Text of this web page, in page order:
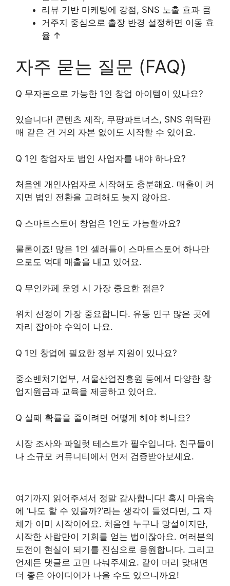
리뷰 기반 마케팅에 강점, SNS 노출 효과 큼
거주지 중심으로 출장 반경 설정하면 이동 효
율 ↑
자주 묻는 질문 (FAQ)
Q 무자본으로 가능한 1인 창업 아이템이 있나요?
있습니다! 콘텐츠 제작, 쿠팡파트너스, SNS 위탁판
매 같은 건 거의 자본 없이도 시작할 수 있어요.
Q 1인 창업자도 법인 사업자를 내야 하나요?
처음엔 개인사업자로 시작해도 충분해요. 매출이 커
지면 법인 전환을 고려해도 늦지 않아요.
Q 스마트스토어 창업은 1인도 가능할까요?
물론이죠! 많은 1인 셀러들이 스마트스토어 하나만
으로도 억대 매출을 내고 있어요.
Q 무인카페 운영 시 가장 중요한 점은?
위치 선정이 가장 중요합니다. 유동 인구 많은 곳에
자리 잡아야 수익이 나요.
Q 1인 창업에 필요한 정부 지원이 있나요?
중소벤처기업부, 서울산업진흥원 등에서 다양한 창
업지원금과 교육을 제공하고 있어요.
Q 실패 확률을 줄이려면 어떻게 해야 하나요?
시장 조사와 파일럿 테스트가 필수입니다. 친구들이
나 소규모 커뮤니티에서 먼저 검증받아보세요.
여기까지 읽어주셔서 정말 감사합니다! 혹시 마음속
에 ‘나도 할 수 있을까?’라는 생각이 들었다면, 그 자
체가 이미 시작이에요. 처음엔 누구나 망설이지만,
시작한 사람만이 기회를 얻는 법이잖아요. 여러분의
도전이 현실이 되기를 진심으로 응원합니다. 그리고
언제든 댓글로 고민 나눠주세요. 같이 머리 맞대면
더 좋은 아이디어가 나올 수도 있으니까요!